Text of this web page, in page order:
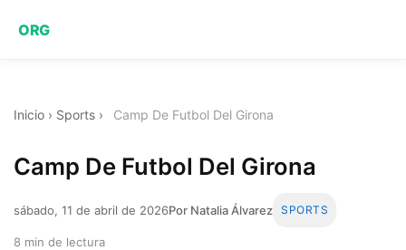
ORG
Inicio › Sports › Camp De Futbol Del Girona
Camp De Futbol Del Girona
sábado, 11 de abril de 2026Por Natalia Álvarez SPORTS
8 min de lectura